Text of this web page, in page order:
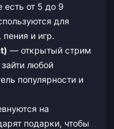
есть от 5 до 9
для
и игр.
— открытый стрим
любой
популярности и
на
подарки, чтобы